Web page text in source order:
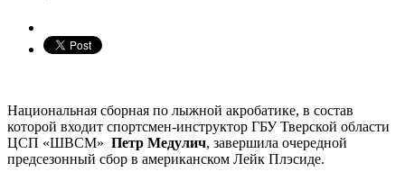
Национальная сборная по лыжной акробатике, в состав
которой входит спортсмен-инструктор ГБУ Тверской области
ЦСП «ШВСМ» Петр Медулич, завершила очередной
предсезонный сбор в американском Лейк Плэсиде.